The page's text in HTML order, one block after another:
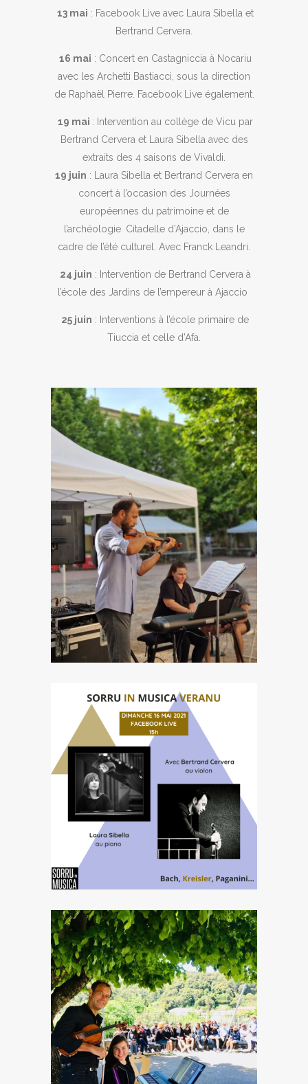
13 mai : Facebook Live avec Laura Sibella et
Bertrand Cervera.
16 mai : Concert en Castagniccia à Nocariu
avec les Archetti Bastiacci, sous la direction
de Raphaël Pierre. Facebook Live également.
19 mai : Intervention au collège de Vicu par
Bertrand Cervera et Laura Sibella avec des
extraits des 4 saisons de Vivaldi.
19 juin : Laura Sibella et Bertrand Cervera en
concert à l’occasion des Journées
européennes du patrimoine et de
l’archéologie. Citadelle d’Ajaccio, dans le
cadre de l’été culturel. Avec Franck Leandri.
24 juin : Intervention de Bertrand Cervera à
l’école des Jardins de l’empereur à Ajaccio
25 juin : Interventions à l’école primaire de
Tiuccia et celle d’Afa.